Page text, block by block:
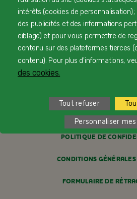
LIVRAISON
PAIEMENT
PROFESSIONNELS
POLITIQUE
POLITIQUE DE
CONDITIONS
FORMULAIRE DE
intérêts (cookies de personnalisation)
des publicités et des informations
ciblage) et pour vous permettre de
contenu sur des plateformes tierces
contenu). Pour plus d'informations,
des cookies.
Tout refuser
Personnaliser